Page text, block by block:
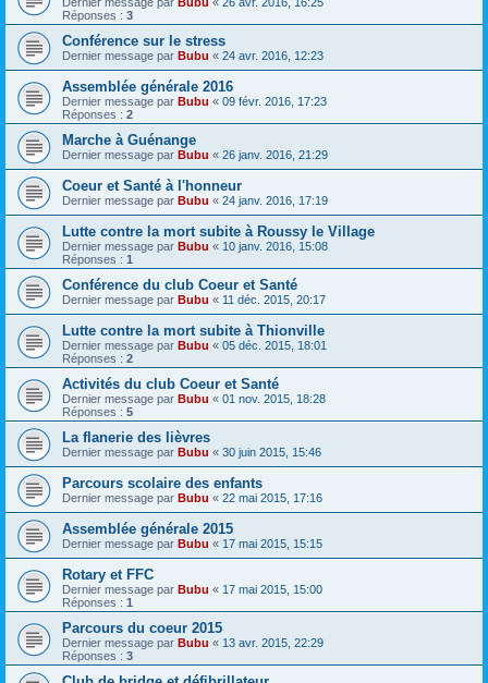
Réponses : 3
Conférence sur le stress
Dernier message par Bubu « 24 avr. 2016, 12:23
Assemblée générale 2016
Dernier message par Bubu « 09 févr. 2016, 17:23
Réponses : 2
Marche à Guénange
Dernier message par Bubu « 26 janv. 2016, 21:29
Coeur et Santé à l'honneur
Dernier message par Bubu « 24 janv. 2016, 17:19
Lutte contre la mort subite à Roussy le Village
Dernier message par Bubu « 10 janv. 2016, 15:08
Réponses : 1
Conférence du club Coeur et Santé
Dernier message par Bubu « 11 déc. 2015, 20:17
Lutte contre la mort subite à Thionville
Dernier message par Bubu « 05 déc. 2015, 18:01
Réponses : 2
Activités du club Coeur et Santé
Dernier message par Bubu « 01 nov. 2015, 18:28
Réponses : 5
La flanerie des lièvres
Dernier message par Bubu « 30 juin 2015, 15:46
Parcours scolaire des enfants
Dernier message par Bubu « 22 mai 2015, 17:16
Assemblée générale 2015
Dernier message par Bubu « 17 mai 2015, 15:15
Rotary et FFC
Dernier message par Bubu « 17 mai 2015, 15:00
Réponses : 1
Parcours du coeur 2015
Dernier message par Bubu « 13 avr. 2015, 22:29
Réponses : 3